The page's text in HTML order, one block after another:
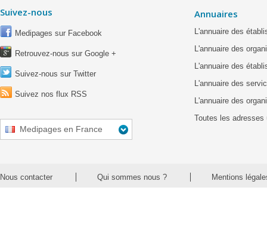
Suivez-nous
Medipages sur Facebook
Retrouvez-nous sur Google +
Suivez-nous sur Twitter
Suivez nos flux RSS
Medipages en France
Annuaires
L'annuaire des
L'annuaire des
L'annuaire des
L'annuaire des
L'annuaire des
Toutes les adresses
Nous contacter Qui sommes nous ? Mentions